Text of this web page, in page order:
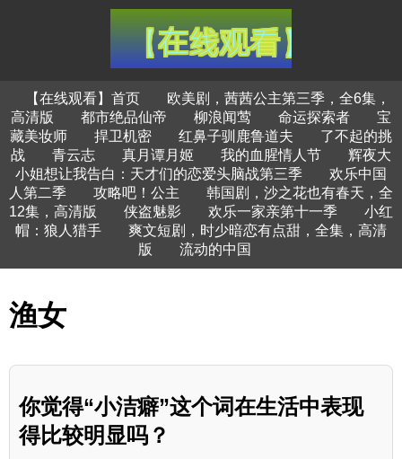
【在线观看】首页
欧美剧，茜茜公主第三季，全6集，
高清版
都市绝品仙帝 柳浪闻莺 命运探索者
宝
藏美妆师
捍卫机密 红鼻子驯鹿鲁道夫
了不起的挑
战
青云志 真月谭月姬 我的血腥情人节
辉夜大
小姐想让我告白：天才们的恋爱头脑战第三季
欢乐中国
人第二季
攻略吧！公主
韩国剧，沙之花也有春天，全
12集，高清版
侠盗魅影 欢乐一家亲第十一季
小红
帽：狼人猎手
爽文短剧，时少暗恋有点甜，全集，高清
版
流动的中国
渔女
你觉得“小洁癖”这个词在生活中表现
得比较明显吗？